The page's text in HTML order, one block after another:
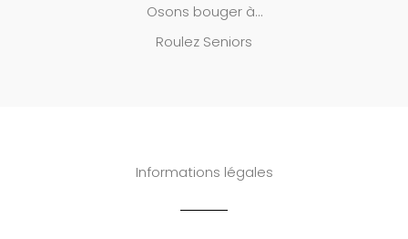
Osons bouger à…
Roulez Seniors
Informations légales